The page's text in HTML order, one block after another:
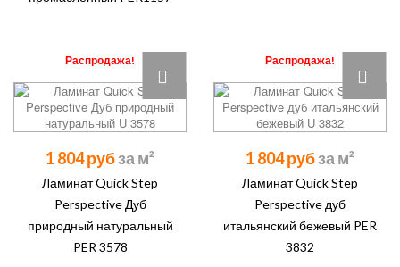
Распродажа!
1 804 руб
Ламинат Quick Step
Perspective Дуб
природный натуральный
PER 3578
Распродажа!
1 804 руб
Ламинат Quick Step
Perspective дуб
итальянский бежевый PER
3832